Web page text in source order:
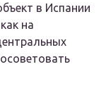
в Испании
на